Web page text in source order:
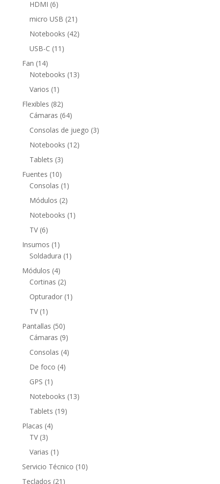
HDMI 66
productos
micro USB 21 21
productos
Notebooks 4242
USB-C 11 11
Fan 1414
productos
Notebooks 1313
Varios 1 1
producto
Flexibles 8282
productos
Cámaras 6464
productos
Consolas de juego 33
Notebooks 1212
Tablets 33
productos
Fuentes 1010
productos
Consolas 1 1
producto
Módulos 22
productos
Notebooks 1 1
TV 66
productos
Insumos 1 1
producto
Soldadura 1 1
Módulos 44
productos
Cortinas 22
productos
Opturador 1 1
TV 1 1
producto
Pantallas 5050
productos
Cámaras 99
productos
Consolas 44
De foco 44
GPS 1 1
producto
Notebooks 1313
Tablets 1919
Placas 44
TV 33
productos
Varias 1 1
producto
Servicio Técnico 1010
Teclados 21 21